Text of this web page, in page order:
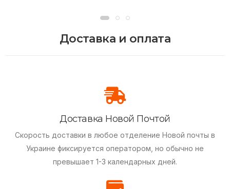
Доставка и оплата
Доставка Новой Почтой
Скорость доставки в любое отделение Новой почты в
Украине фиксируется оператором, но обычно не
превышает 1-3 календарных дней.